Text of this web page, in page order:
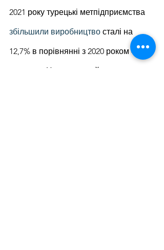
2021 року турецькі метпідприємства
збільшили виробництво сталі на
12,7% в порівнянні з 2020 роком – до
40 млн. т. Це рекордний результат.